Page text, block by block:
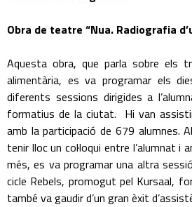
Obra de teatre “Nua. Radiografia
Aquesta obra, que parla sobre els
alimentària, es va programar els
diferents sessions dirigides a
formatius de la ciutat. Hi van
amb la participació de 679 alumnes.
tenir lloc un col·loqui entre l’alumnat i
més, es va programar una altra
cicle Rebels, promogut pel Kursaal,
també va gaudir d’un gran èxit